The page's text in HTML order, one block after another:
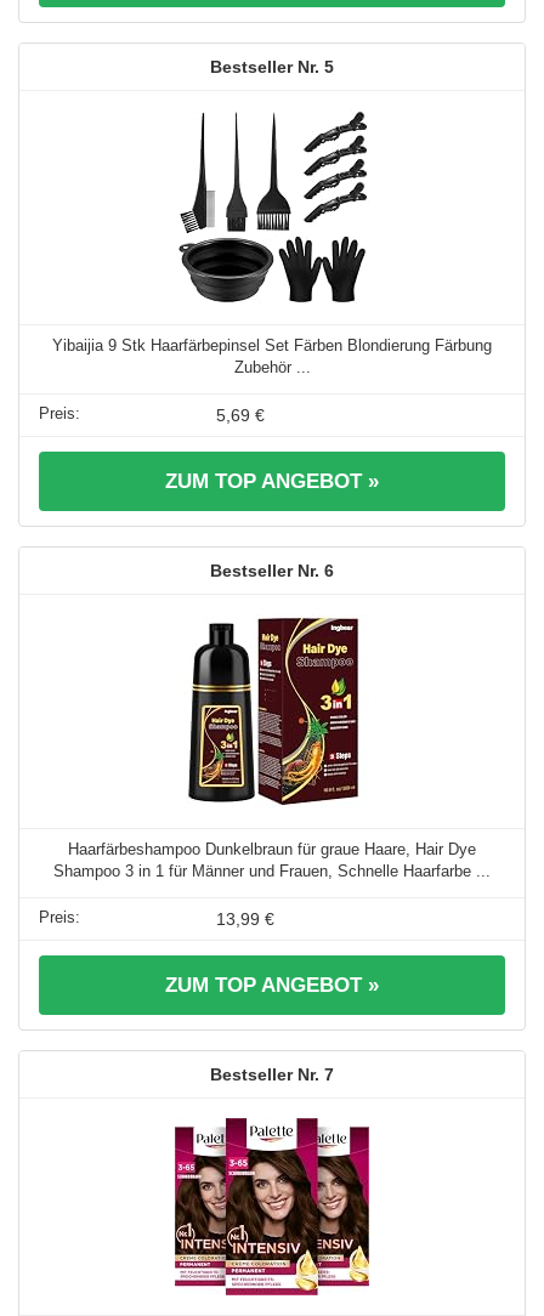
5
Yibaijia 9 Stk Haarfärbepinsel Set Färben Blondierung Färbung
Zubehör ...
5,69 €
ZUM TOP ANGEBOT »
6
Haarfärbeshampoo Dunkelbraun für graue Haare, Hair Dye
Shampoo 3 in 1 für Männer und Frauen, Schnelle Haarfarbe ...
13,99 €
ZUM TOP ANGEBOT »
7